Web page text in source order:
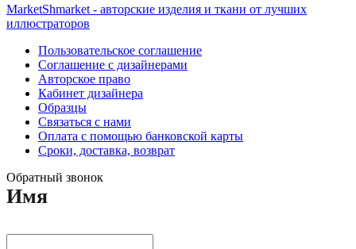
MarketShmarket - авторские изделия и ткани от лучших
иллюстраторов
Пользовательское соглашение
Соглашение с дизайнерами
Авторское право
Кабинет дизайнера
Образцы
Связаться с нами
Оплата с помощью банковской карты
Сроки, доставка, возврат
Обратный звонок
Имя